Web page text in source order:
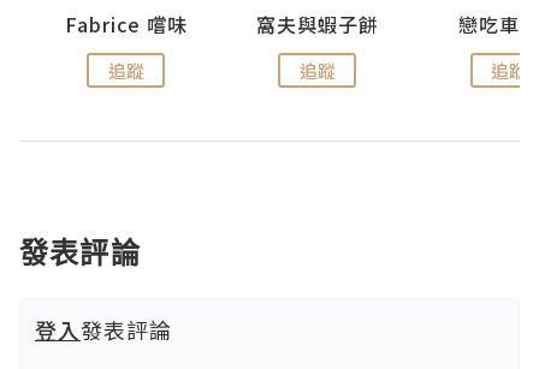
Fabrice 嚐味
追蹤
窩夫與蝦子餅
追蹤
戀吃車
追蹤
發表評論
登入發表評論